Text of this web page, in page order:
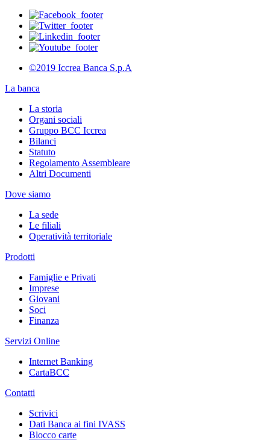
©2019 Iccrea Banca S.p.A
La banca
La storia
Organi sociali
Gruppo BCC Iccrea
Bilanci
Statuto
Regolamento Assembleare
Altri Documenti
Dove siamo
La sede
Le filiali
Operatività territoriale
Prodotti
Famiglie e Privati
Imprese
Giovani
Soci
Finanza
Servizi Online
Internet Banking
CartaBCC
Contatti
Scrivici
Dati Banca ai fini IVASS
Blocco carte